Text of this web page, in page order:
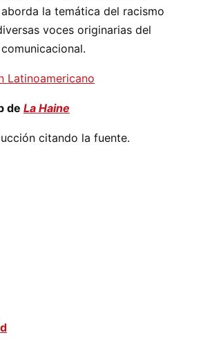
la temática del racismo
voces originarias del
Latinoamericano
de La Haine
citando la fuente.